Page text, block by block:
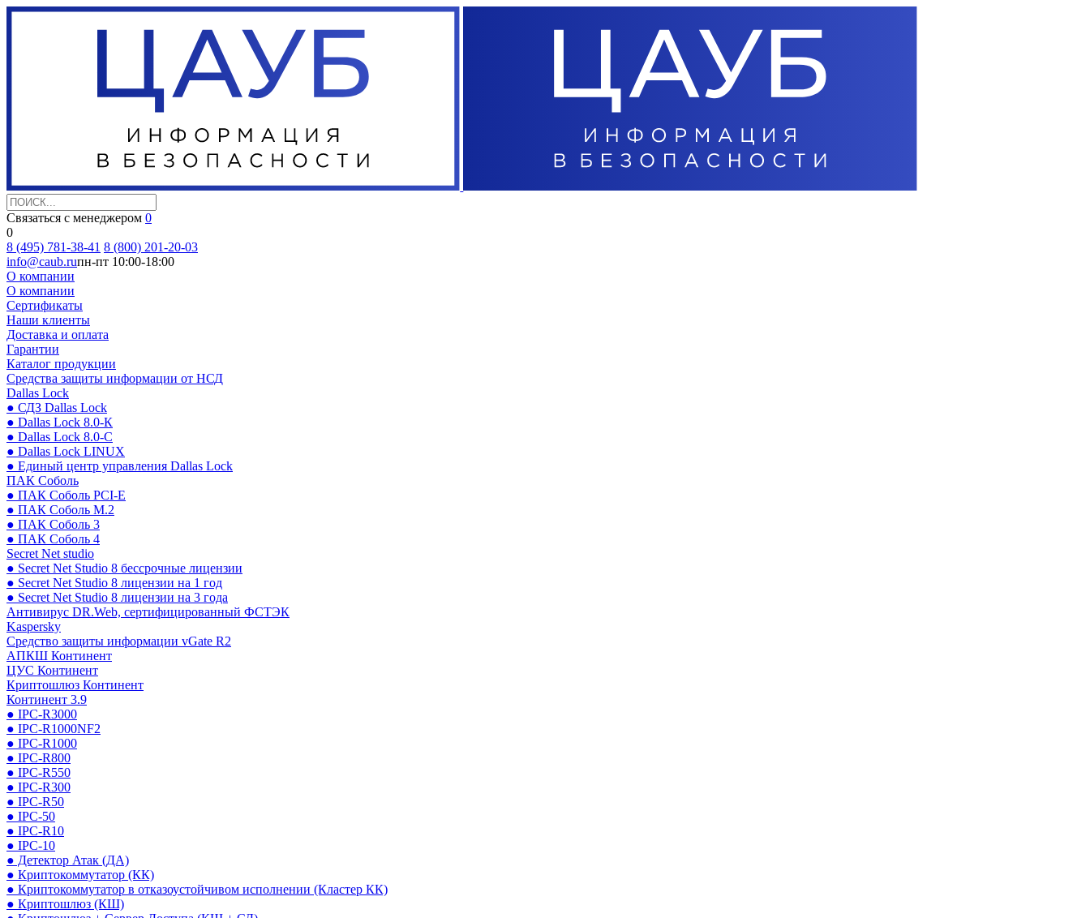
Связаться с менеджером 0
0
8 (495) 781-38-41 8 (800) 201-20-03
info@caub.ruпн-пт 10:00-18:00
О компании
О компании
Сертификаты
Наши клиенты
Доставка и оплата
Гарантии
Каталог продукции
Средства защиты информации от НСД
Dallas Lock
● СДЗ Dallas Lock
● Dallas Lock 8.0-К
● Dallas Lock 8.0-С
● Dallas Lock LINUX
● Единый центр управления Dallas Lock
ПАК Соболь
● ПАК Соболь PCI-E
● ПАК Соболь М.2
● ПАК Соболь 3
● ПАК Соболь 4
Secret Net studio
● Secret Net Studio 8 бессрочные лицензии
● Secret Net Studio 8 лицензии на 1 год
● Secret Net Studio 8 лицензии на 3 года
Антивирус DR.Web, сертифицированный ФСТЭК
Kaspersky
Средство защиты информации vGate R2
АПКШ Континент
ЦУС Континент
Криптошлюз Континент
Континент 3.9
● IPC-R3000
● IPC-R1000NF2
● IPC-R1000
● IPC-R800
● IPC-R550
● IPC-R300
● IPC-R50
● IPC-50
● IPC-R10
● IPC-10
● Детектор Атак (ДА)
● Криптокоммутатор (КК)
● Криптокоммутатор в отказоустойчивом исполнении (Кластер КК)
● Криптошлюз (КШ)